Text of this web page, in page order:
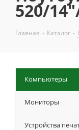
520/
Главная - Каталог -
Компьютеры
Мониторы
Устройства